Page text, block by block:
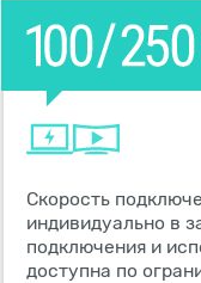
Скорость
индивидуально в
подключения и
доступна по